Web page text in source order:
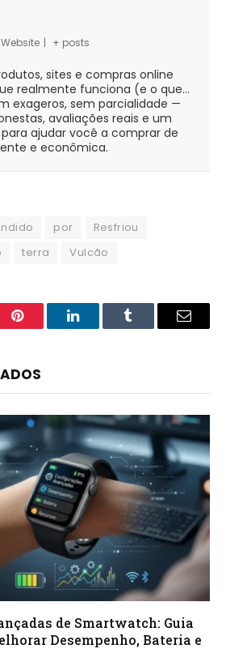
Website | + posts
sites e compras online
realmente funciona (e o que...
exageros, sem parcialidade —
avaliações reais e um
ajudar você a comprar de
e econômica.
por
Resfriou
terra Vulcão
Pinterest LinkedInTumblr Email
de Smartwatch: Guia
Desempenho, Bateria e